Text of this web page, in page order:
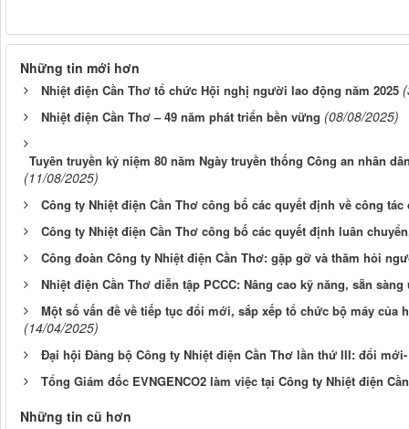
Những tin mới hơn
Nhiệt điện Cần Thơ tổ chức Hội nghị người lao động năm 2025
Nhiệt điện Cần Thơ – 49 năm phát triển bền vững (08/08/2025)
Tuyên truyền kỷ niệm 80 năm Ngày truyền thống Công an nhân
(11/08/2025)
Công ty Nhiệt điện Cần Thơ công bố các quyết định về công tác
Công ty Nhiệt điện Cần Thơ công bố các quyết định luân
Công đoàn Công ty Nhiệt điện Cần Thơ: gặp gỡ và thăm hỏi
Nhiệt điện Cần Thơ diễn tập PCCC: Nâng cao kỹ năng, sẵn
Một số vấn đề về tiếp tục đổi mới, sắp xếp tổ chức bộ máy
(14/04/2025)
Đại hội Đảng bộ Công ty Nhiệt điện Cần Thơ lần thứ III: đổi
Tổng Giám đốc EVNGENCO2 làm việc tại Công ty Nhiệt điện
Những tin cũ hơn